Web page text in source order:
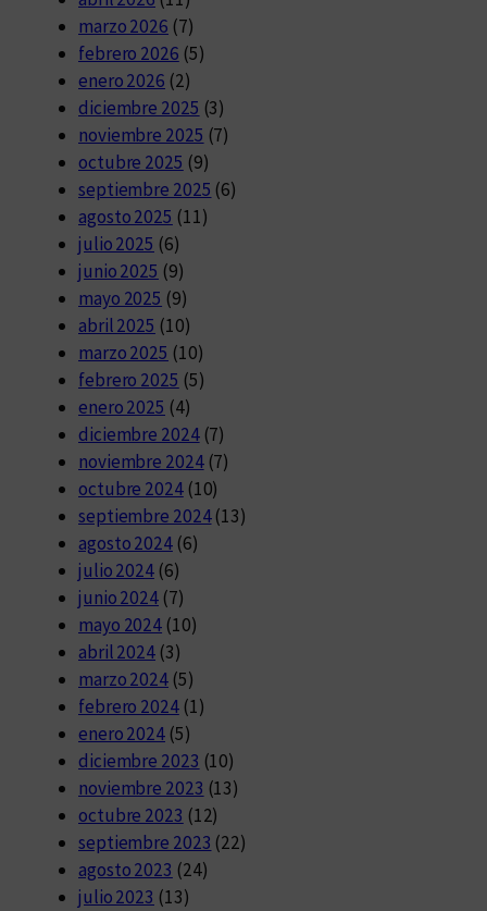
marzo 2026 (7)
febrero 2026 (5)
enero 2026 (2)
diciembre 2025 (3)
noviembre 2025 (7)
octubre 2025 (9)
septiembre 2025 (6)
agosto 2025 (11)
julio 2025 (6)
junio 2025 (9)
mayo 2025 (9)
abril 2025 (10)
marzo 2025 (10)
febrero 2025 (5)
enero 2025 (4)
diciembre 2024(7)
noviembre 2024(7)
octubre 2024(10)
septiembre 2024(13)
agosto 2024(6)
julio 2024 (6)
junio 2024 (7)
mayo 2024 (10)
abril 2024 (3)
marzo 2024 (5)
febrero 2024(1)
enero 2024 (5)
diciembre 2023 (10)
noviembre 2023 (13)
octubre 2023 (12)
septiembre 2023 (22)
agosto 2023 (24)
julio 2023 (13)